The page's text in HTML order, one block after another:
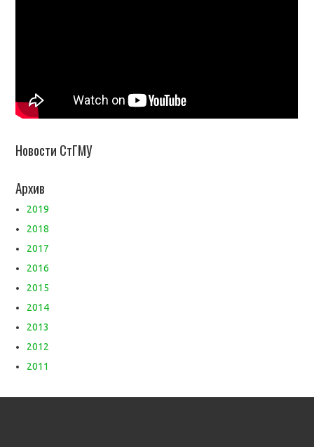
Новости СтГМУ
Архив
2019
2018
2017
2016
2015
2014
2013
2012
2011